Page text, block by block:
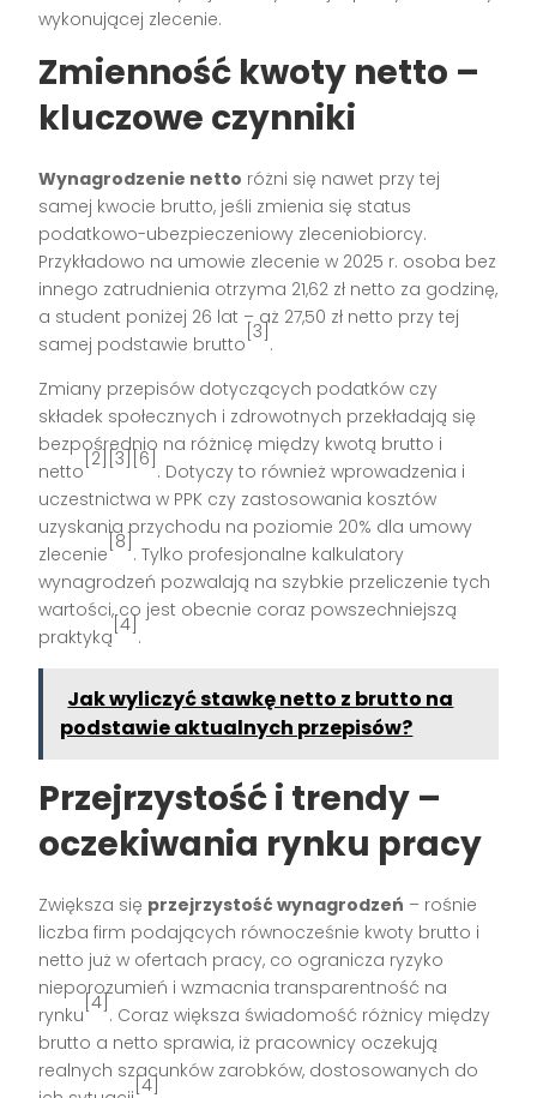
wykonującej zlecenie.
Zmienność kwoty netto –
kluczowe czynniki
Wynagrodzenie netto różni się nawet przy tej
samej kwocie brutto, jeśli zmienia się status
podatkowo-ubezpieczeniowy zleceniobiorcy.
Przykładowo na umowie zlecenie w 2025 r. osoba bez
innego zatrudnienia otrzyma 21,62 zł netto za godzinę,
a student poniżej 26 lat – aż 27,50 zł netto przy tej
samej podstawie brutto
[3]
.
Zmiany przepisów dotyczących podatków czy
składek społecznych i zdrowotnych przekładają się
bezpośrednio na różnicę między kwotą brutto i
netto
[2][3][6]
. Dotyczy to również wprowadzenia i
uczestnictwa w PPK czy zastosowania kosztów
uzyskania przychodu na poziomie 20% dla umowy
zlecenie
[8]
. Tylko profesjonalne kalkulatory
wynagrodzeń pozwalają na szybkie przeliczenie tych
wartości, co jest obecnie coraz powszechniejszą
praktyką
[4]
.
Jak wyliczyć stawkę netto z brutto na
podstawie aktualnych przepisów?
Przejrzystość i trendy –
oczekiwania rynku pracy
Zwiększa się przejrzystość wynagrodzeń – rośnie
liczba firm podających równocześnie kwoty brutto i
netto już w ofertach pracy, co ogranicza ryzyko
nieporozumień i wzmacnia transparentność na
rynku
[4]
. Coraz większa świadomość różnicy między
brutto a netto sprawia, iż pracownicy oczekują
realnych szacunków zarobków, dostosowanych do
[4]